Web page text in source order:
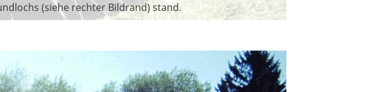
(siehe rechter Bildrand) stand.